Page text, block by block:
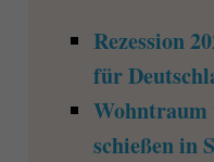
Rezession
für
Wohntraum
schießen in